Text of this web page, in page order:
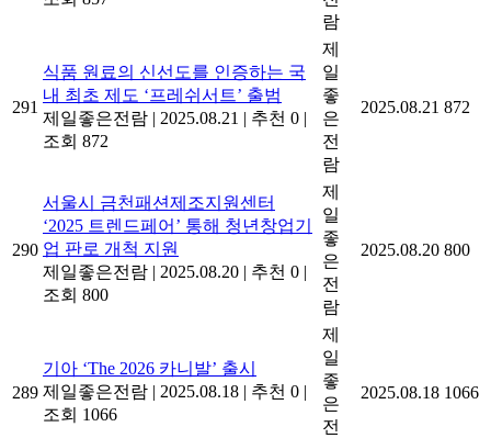
람
291
식품 원료의 신선도를 인증하는 국
내 최초 제도 ‘프레쉬서트’ 출범
제일좋은전람 | 2025.08.21 | 추천 0 |
조회 872
제
일
좋
은
전
람
2025.08.21 872
290
서울시 금천패션제조지원센터
‘2025 트렌드페어’ 통해 청년창업기
업 판로 개척 지원
제일좋은전람 | 2025.08.20 | 추천 0 |
조회 800
제
일
좋
은
전
람
2025.08.20 800
289
기아 ‘The 2026 카니발’ 출시
제일좋은전람 | 2025.08.18 | 추천 0 |
조회 1066
제
일
좋
은
전
2025.08.18 1066